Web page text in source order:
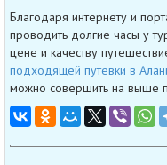
Благодаря интернету и
проводить долгие часы у
цене и качеству
подходящей путевки в
можно совершить на выше